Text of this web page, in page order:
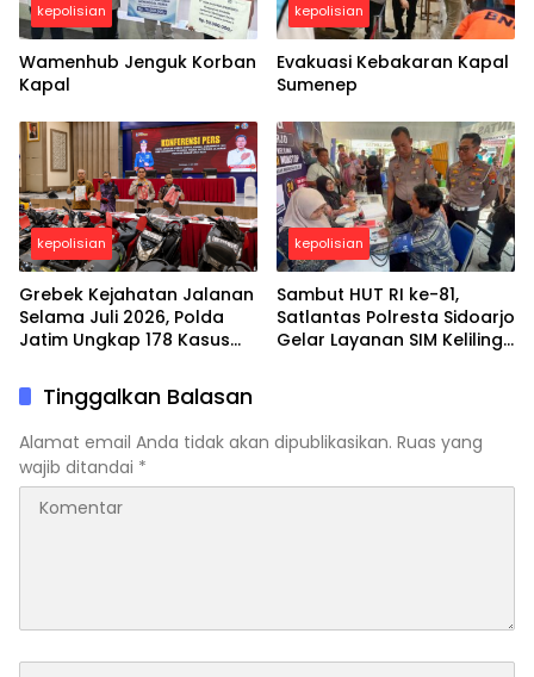
kepolisian
Wamenhub Jenguk Korban
Kapal
kepolisian
Evakuasi Kebakaran Kapal
Sumenep
kepolisian
Grebek Kejahatan Jalanan
Selama Juli 2026, Polda
Jatim Ungkap 178 Kasus
Tersangka
kepolisian
Sambut HUT RI ke-81,
Satlantas Polresta Sidoarjo
Gelar Layanan SIM Keliling
Tinggalkan Balasan
Alamat email Anda tidak akan dipublikasikan. Ruas yang
wajib ditandai *